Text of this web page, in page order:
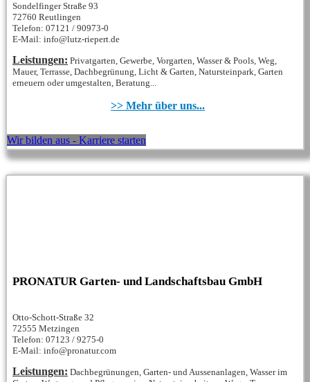
Sondelfinger Straße 93
72760 Reutlingen
Telefon: 07121 / 90973-0
E-Mail: info@lutz-riepert.de
Leistungen: Privatgarten, Gewerbe, Vorgarten, Wasser & Pools, Weg,
Mauer, Terrasse, Dachbegrünung, Licht & Garten, Natursteinpark, Garten
erneuern oder umgestalten, Beratung...
>> Mehr über uns...
Wir bilden aus - Karriere starten
PRONATUR Garten- und Landschaftsbau GmbH
Otto-Schott-Straße 32
72555 Metzingen
Telefon: 07123 / 9275-0
E-Mail: info@pronatur.com
Leistungen: Dachbegrünungen, Garten- und Aussenanlagen, Wasser im